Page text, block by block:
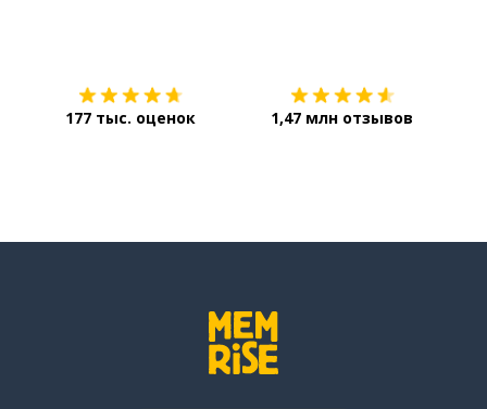
177 тыс. оценок 1,47 млн отзывов